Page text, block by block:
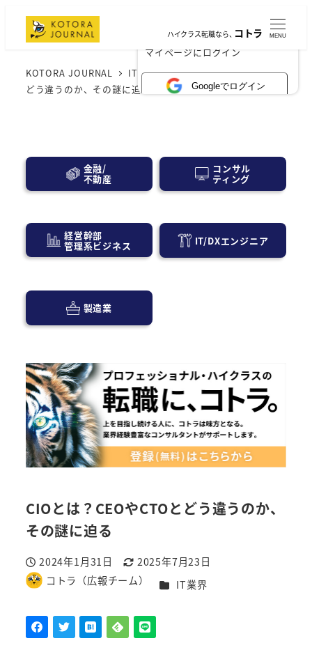
×
マイページにログイン
Googleでログイン
ハイクラス転職なら、コトラ MENU
KOTORA JOURNAL IT業界
CIOとは？CEOやCTOと
どう違うのか、その謎に迫る
金融/
不動産
コンサル
ティング
経営幹部
管理系ビジネス IT/DXエンジニア
製造業
CIOとは？CEOやCTOとどう違うのか、
その謎に迫る
投稿日
2024年1月31日
更新日
2025年7月23日
著
コトラ（広報チーム） カテゴリー
IT業界